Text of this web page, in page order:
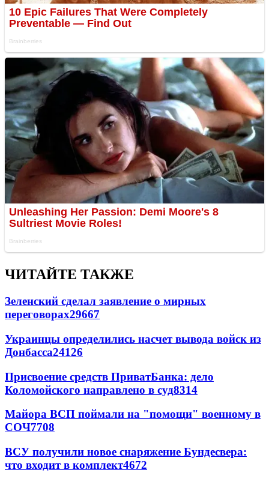
ЧИТАЙТЕ ТАКЖЕ
Зеленский сделал заявление о мирных
переговорах29667
Украинцы определились насчет вывода войск из
Донбасса24126
Присвоение средств ПриватБанка: дело
Коломойского направлено в суд8314
Майора ВСП поймали на "помощи" военному в
СОЧ7708
ВСУ получили новое снаряжение Бундесвера:
что входит в комплект4672